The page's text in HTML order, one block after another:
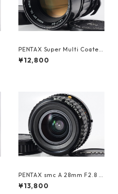
PENTAX Super Multi Coated
TAKUMAR 6×7 200mm F4
ペンタックス (61363)
¥12,800
PENTAX smc A 28mm F2.8 K
マウント ペンタックス (6149
0)
¥13,800